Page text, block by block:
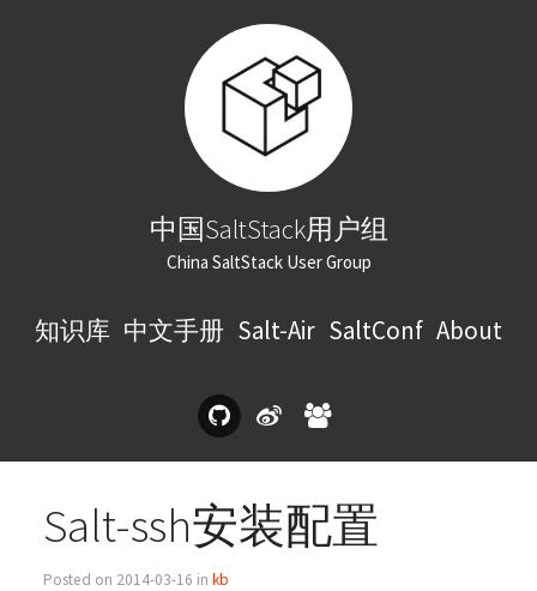
中国SaltStack用户组
China SaltStack User Group
知识库 中文手册 Salt-Air SaltConf About
Salt-ssh安装配置
Posted on 2014-03-16 in kb